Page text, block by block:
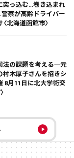
突っ込む…巻き込まれ
察が高齢ドライバー
北海道函館市〉
法の課題を考える―元
村木厚子さんを招きシ
8月11日に北大学術交